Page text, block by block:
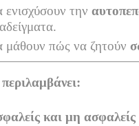
την
μάθουν πώς να ζητούν
και μη ασφαλείς